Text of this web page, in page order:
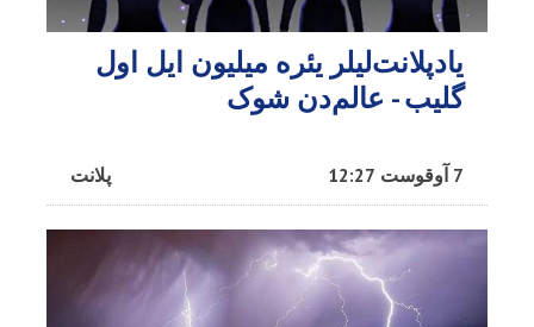
یادپلانت‌لیلر یئره میلیون ایل اول
گلیب - عالم‌دن شوک
پلانت 7 آوقوست 12:27